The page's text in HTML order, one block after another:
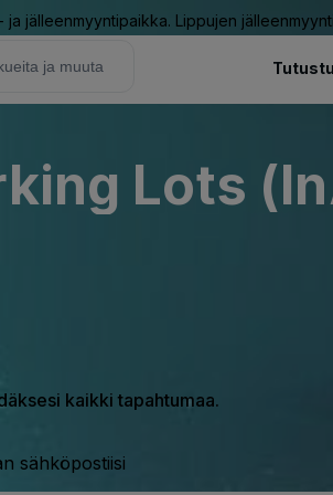
ja jälleenmyyntipaikka. Lippujen
Tutustu
Lots
kaikki tapahtumaa.
sähköpostiisi